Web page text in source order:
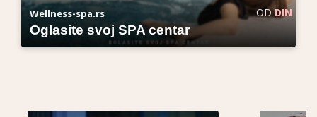
Wellness-spa.rs
Oglasite svoj SPA centar
ODDIN